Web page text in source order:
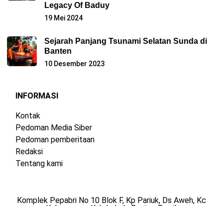
Legacy Of Baduy
19 Mei 2024
Sejarah Panjang Tsunami Selatan Sunda di
Banten
10 Desember 2023
INFORMASI
Kontak
Pedoman Media Siber
Pedoman pemberitaan
Redaksi
Tentang kami
Komplek Pepabri No 10 Blok F, Kp Pariuk, Ds Aweh, Kc